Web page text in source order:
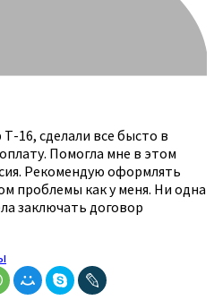
16, сделали все бысто в
Помогла мне в этом
Рекомендую оформлять
проблемы как у меня. Ни одна
заключать договор